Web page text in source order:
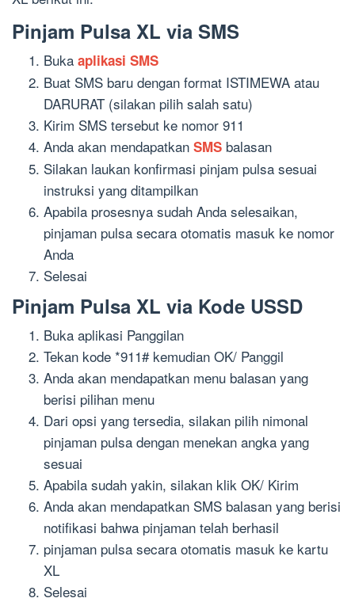
Pinjam Pulsa XL via SMS
Buka aplikasi SMS
Buat SMS baru dengan format ISTIMEWA atau
DARURAT (silakan pilih salah satu)
Kirim SMS tersebut ke nomor 911
Anda akan mendapatkan SMS balasan
Silakan laukan konfirmasi pinjam pulsa sesuai
instruksi yang ditampilkan
Apabila prosesnya sudah Anda selesaikan,
pinjaman pulsa secara otomatis masuk ke nomor
Anda
Selesai
Pinjam Pulsa XL via Kode USSD
Buka aplikasi Panggilan
Tekan kode *911# kemudian OK/ Panggil
Anda akan mendapatkan menu balasan yang
berisi pilihan menu
Dari opsi yang tersedia, silakan pilih nimonal
pinjaman pulsa dengan menekan angka yang
sesuai
Apabila sudah yakin, silakan klik OK/ Kirim
Anda akan mendapatkan SMS balasan yang berisi
notifikasi bahwa pinjaman telah berhasil
pinjaman pulsa secara otomatis masuk ke kartu
XL
Selesai